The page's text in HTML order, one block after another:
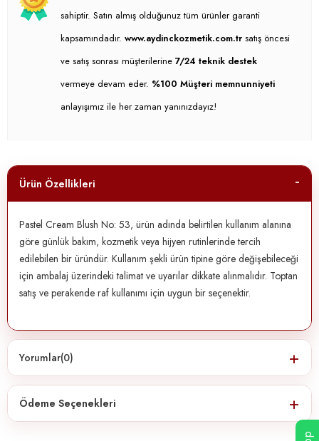
sahiptir. Satın almış olduğunuz tüm ürünler garanti
kapsamındadır. www.aydinckozmetik.com.tr satış öncesi
ve satış sonrası müşterilerine 7/24 teknik destek
vermeye devam eder. %100 Müşteri memnunniyeti
anlayışımız ile her zaman yanınızdayız!
Ürün Özellikleri
Pastel Cream Blush No: 53, ürün adında belirtilen kullanım alanına
göre günlük bakım, kozmetik veya hijyen rutinlerinde tercih
edilebilen bir üründür. Kullanım şekli ürün tipine göre değişebileceği
için ambalaj üzerindeki talimat ve uyarılar dikkate alınmalıdır. Toptan
satış ve perakende raf kullanımı için uygun bir seçenektir.
Yorumlar(0)
Ödeme Seçenekleri